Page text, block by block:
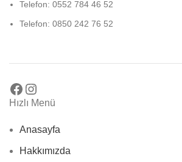
Telefon: 0552 784 46 52
Telefon: 0850 242 76 52
Hızlı Menü
Anasayfa
Hakkımızda